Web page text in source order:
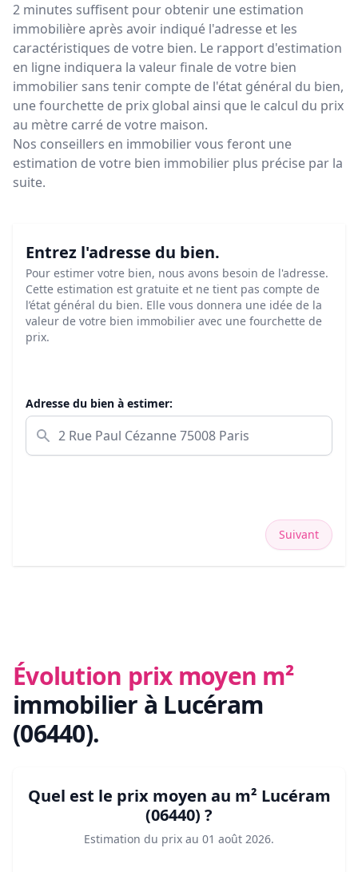
2 minutes suffisent pour obtenir une estimation
immobilière après avoir indiqué l'adresse et les
caractéristiques de votre bien. Le rapport d'estimation
en ligne indiquera la valeur finale de votre bien
immobilier sans tenir compte de l'état général du bien,
une fourchette de prix global ainsi que le calcul du prix
au mètre carré de votre maison.
Nos conseillers en immobilier vous feront une
estimation de votre bien immobilier plus précise par la
suite.
Entrez l'adresse du bien.
Pour estimer votre bien, nous avons besoin de l'adresse.
Cette estimation est gratuite et ne tient pas compte de
l’état général du bien. Elle vous donnera une idée de la
valeur de votre bien immobilier avec une fourchette de
prix.
Adresse du bien à estimer:
Suivant
Évolution prix moyen m²
immobilier à Lucéram
(06440).
Quel est le prix moyen au m² Lucéram
(06440) ?
Estimation du prix au 01 août 2026.